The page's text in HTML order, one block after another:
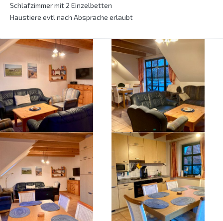
Schlafzimmer mit 2 Einzelbetten
Haustiere evtl nach Absprache erlaubt